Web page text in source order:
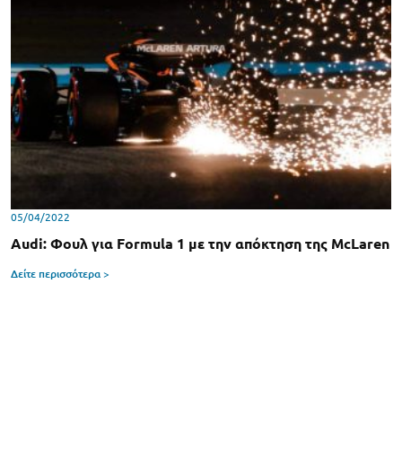
05/04/2022
Audi: Φουλ για Formula 1 με την απόκτηση της McLaren
Δείτε περισσότερα >